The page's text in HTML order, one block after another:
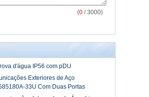
(0 / 3000)
d'água IP56 com pDU
Exteriores de Aço
33U Com Duas Portas